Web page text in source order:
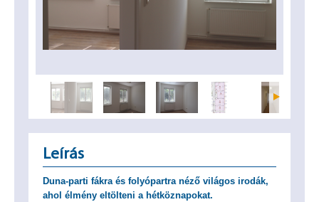
Leírás
Duna-parti fákra és folyópartra néző világos irodák,
ahol élmény eltölteni a hétköznapokat.